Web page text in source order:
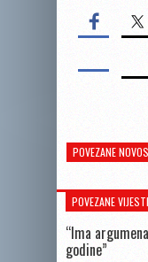
POVEZANE
POVEZANE
“Ima
godine”